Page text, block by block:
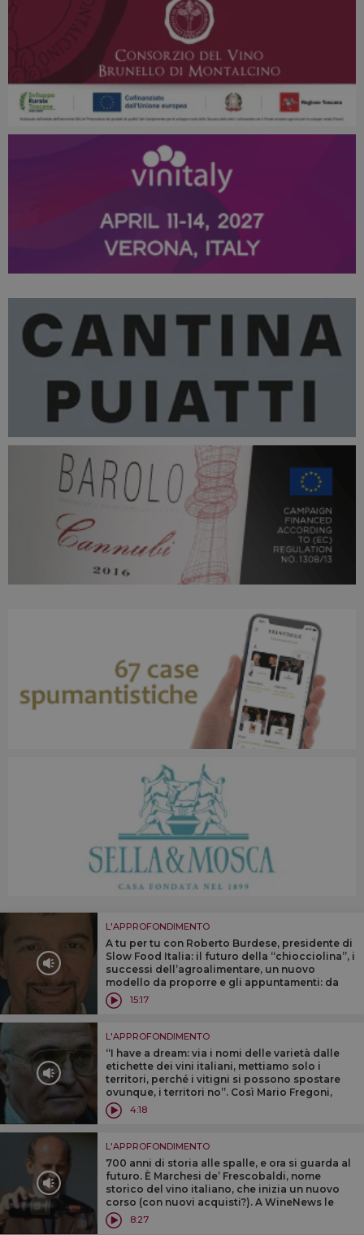
L'APPROFONDIMENTO
A tu per tu con Roberto Burdese, presidente di
Slow Food Italia: il futuro della ‘‘chiocciolina”, i
successi dell’agroalimentare, un nuovo
modello da proporre e gli appuntamenti: da
Cheese all’Expo 2015, via Salone del Gusto e
Terra Madre nel 2014
15:17
L'APPROFONDIMENTO
‘‘I have a dream: via i nomi delle varietà dalle
etichette dei vini italiani, mettiamo solo i
territori, perché i vitigni si possono spostare
ovunque, i territori no’’. Così Mario Fregoni,
decano della ricerca vinicola in Italia
4:18
L'APPROFONDIMENTO
700 anni di storia alle spalle, e ora si guarda al
futuro. È Marchesi de’ Frescobaldi, nome
storico del vino italiano, che inizia un nuovo
corso (con nuovi acquisti?). A WineNews le
parole del nuovo presidente, fresco di nomina,
Lamberto Frescobaldi
8:27